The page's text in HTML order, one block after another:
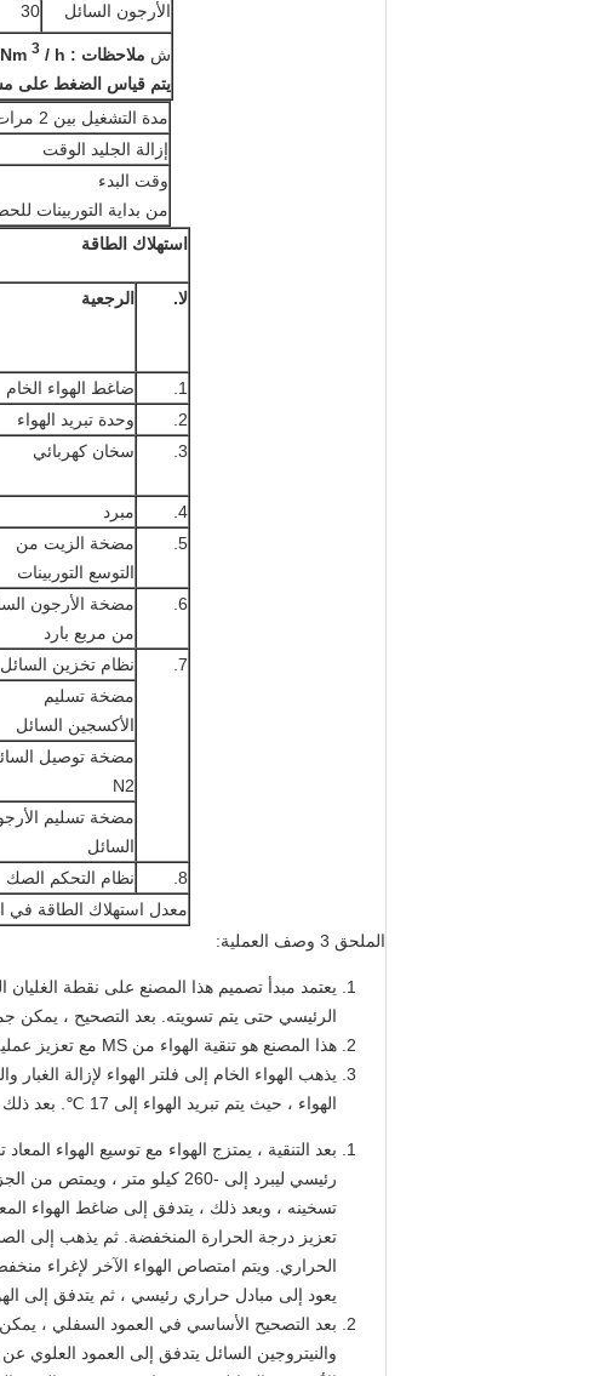
الأرجون السائل
30
ش ملاحظات : Nm
3 / h تحت شرط 0 ℃ ، 760mmHg. (كما هو موضح أدناه) ；
يتم قياس الضغط على
مدة التشغيل بين 2 مرات إزالة الجليد)
إزالة الجليد الوقت
وقت البدء
من بداية التوربينات
استهلاك الطاقة
لا. الرجعية
1. ضاغط الهواء الخام
2.
وحدة تبريد الهواء
3.
سخان كهربائي
4.
مبرد
5.
مضخة الزيت من
التوسع التوربينات
6.
مضخة الأرجون
من مربع بارد
7.
نظام تخزين السائل
مضخة تسليم
الأكسجين السائل
مضخة توصيل
N2
مضخة تسليم
السائل
8. نظام التحكم الصك
معدل استهلاك الطاقة
الملحق 3 وصف العملية:
الرئيسي حتى يتم تسويته. بعد التصحيح ، يمكن
هذا المصنع هو تنقية الهواء من MS مع تعزيز عملية توسيع التوربينات. إنه مصنع لفصل الهواء شائع ، والذي يعتمد على ملء وتصحيح الأشياء بالكامل لصنع الأرجون.
الهواء ، حيث يتم تبريد الهواء إلى 17 ℃. بعد ذلك ، يتدفق إلى خزانين كثيرين منخل الغربال ، يعملان أيضًا ، ليتم إزالة H2O و CO2 و C2H2.
رئيسي ليبرد إلى -260 كيلو
تسخينه ، وبعد ذلك ، يتدفق إلى ضاغط الهواء
الحراري. ويتم امتصاص الهواء الآخر لإغراء
يعود إلى مبادل حراري رئيسي ، ثم يتدفق إلى
بعد التصحيح الأساسي في العمود السفلي ، يمكن
والنيتروجين السائل يتدفق إلى العمود العلوي